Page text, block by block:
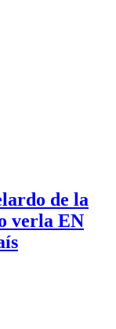
de la
verla EN